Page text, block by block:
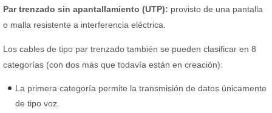
Par trenzado sin apantallamiento (UTP): provisto de una pantalla
o malla resistente a interferencia eléctrica.
Los cables de tipo par trenzado también se pueden clasificar en 8
categorías (con dos más que todavía están en creación):
La primera categoría permite la transmisión de datos únicamente
de tipo voz.